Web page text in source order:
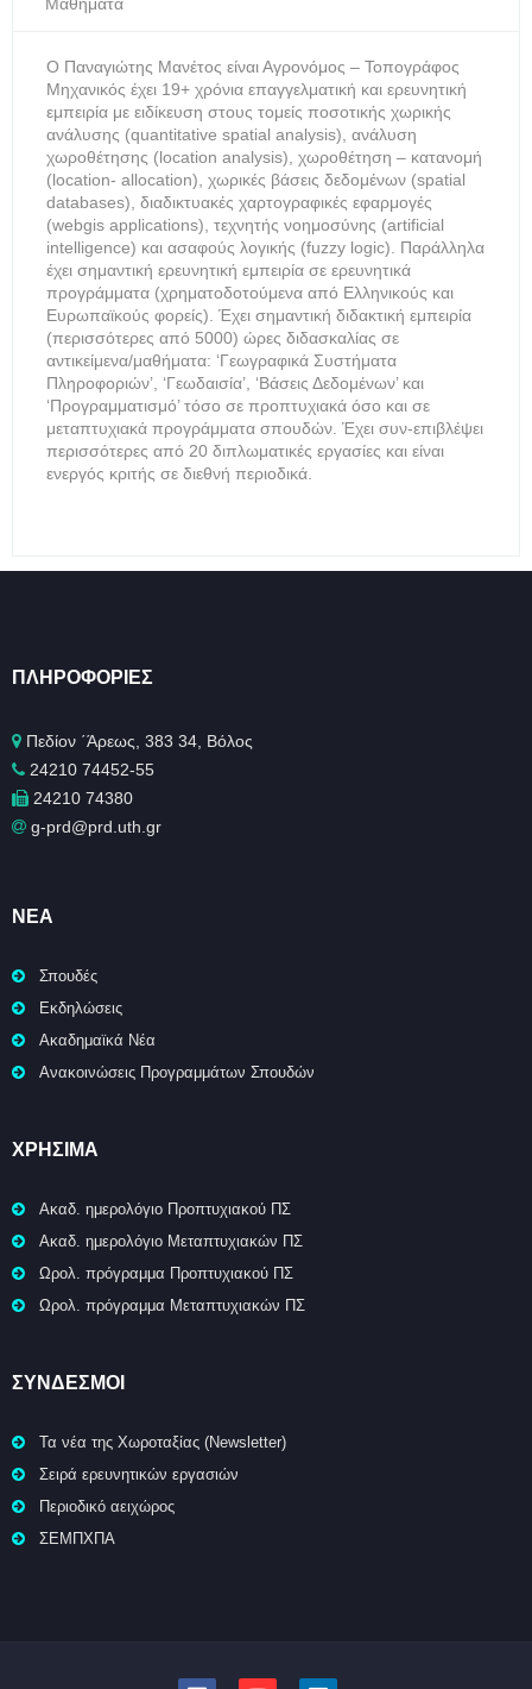
Ο Παναγιώτης Μανέτος είναι Αγρονόμος – Τοπογράφος
Μηχανικός έχει 19+ χρόνια επαγγελματική και ερευνητική
εμπειρία με ειδίκευση στους τομείς ποσοτικής χωρικής
ανάλυσης (quantitative spatial analysis), ανάλυση
χωροθέτησης (location analysis), χωροθέτηση – κατανομή
(location- allocation), χωρικές βάσεις δεδομένων (spatial
databases), διαδικτυακές χαρτογραφικές εφαρμογές
(webgis applications), τεχνητής νοημοσύνης (artificial
intelligence) και ασαφούς λογικής (fuzzy logic). Παράλληλα
έχει σημαντική ερευνητική εμπειρία σε ερευνητικά
προγράμματα (χρηματοδοτούμενα από Ελληνικούς και
Ευρωπαϊκούς φορείς). Έχει σημαντική διδακτική εμπειρία
(περισσότερες από 5000) ώρες διδασκαλίας σε
αντικείμενα/μαθήματα: ‘Γεωγραφικά Συστήματα
Πληροφοριών’, ‘Γεωδαισία’, ‘Βάσεις Δεδομένων’ και
‘Προγραμματισμό’ τόσο σε προπτυχιακά όσο και σε
μεταπτυχιακά προγράμματα σπουδών. Έχει συν-επιβλέψει
περισσότερες από 20 διπλωματικές εργασίες και είναι
ενεργός κριτής σε διεθνή περιοδικά.
ΠΛΗΡΟΦΟΡΊΕΣ
Πεδίον ΄Άρεως, 383 34, Βόλος
24210 74452-55
24210 74380
g-prd@prd.uth.gr
ΝΈΑ
Σπουδές
Εκδηλώσεις
Ακαδημαϊκά Νέα
Ανακοινώσεις Προγραμμάτων Σπουδών
ΧΡΉΣΙΜΑ
Ακαδ. ημερολόγιο Προπτυχιακού ΠΣ
Ακαδ. ημερολόγιο Μεταπτυχιακών ΠΣ
Ωρολ. πρόγραμμα Προπτυχιακού ΠΣ
Ωρολ. πρόγραμμα Μεταπτυχιακών ΠΣ
ΣΥΝΔΕΣΜΟΙ
Τα νέα της Χωροταξίας (Newsletter)
Σειρά ερευνητικών εργασιών
Περιοδικό αειχώρος
ΣΕΜΠΧΠΑ